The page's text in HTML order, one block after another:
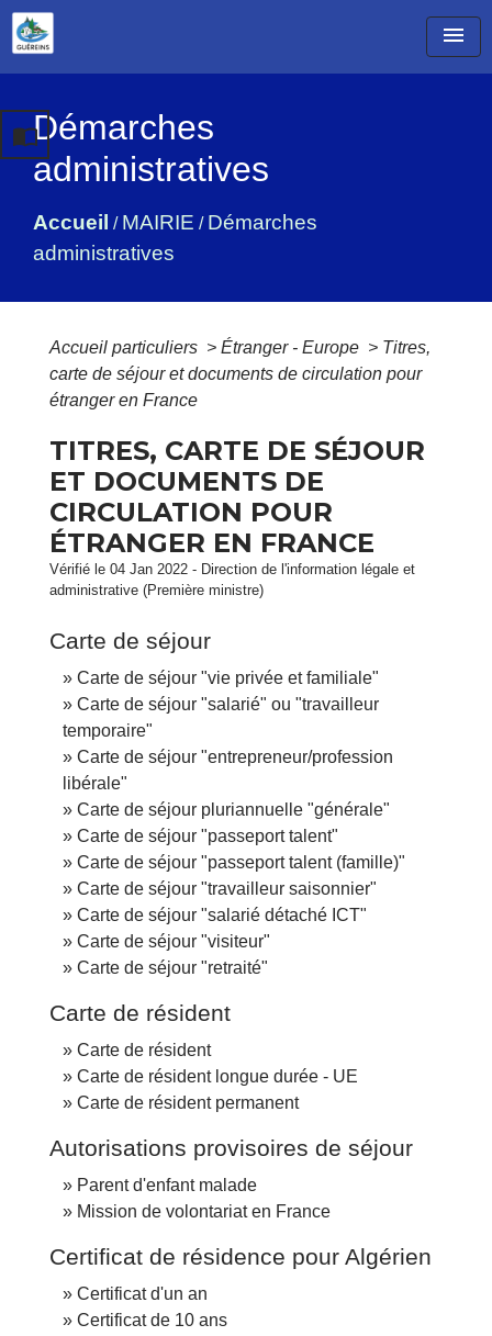
menu
Démarches
administratives
Accueil / MAIRIE / Démarches
administratives
import_contacts
Accueil particuliers > Étranger - Europe > Titres,
carte de séjour et documents de circulation pour
étranger en France
TITRES, CARTE DE SÉJOUR
ET DOCUMENTS DE
CIRCULATION POUR
ÉTRANGER EN FRANCE
Vérifié le 04 Jan 2022 - Direction de l'information légale et
administrative (Première ministre)
Carte de séjour
Carte de séjour "vie privée et familiale"
Carte de séjour "salarié" ou "travailleur
temporaire"
Carte de séjour "entrepreneur/profession
libérale"
Carte de séjour pluriannuelle "générale"
Carte de séjour "passeport talent"
Carte de séjour "passeport talent (famille)"
Carte de séjour "travailleur saisonnier"
Carte de séjour "salarié détaché ICT"
Carte de séjour "visiteur"
Carte de séjour "retraité"
Carte de résident
Carte de résident
Carte de résident longue durée - UE
Carte de résident permanent
Autorisations provisoires de séjour
Parent d'enfant malade
Mission de volontariat en France
Certificat de résidence pour Algérien
Certificat d'un an
Certificat de 10 ans